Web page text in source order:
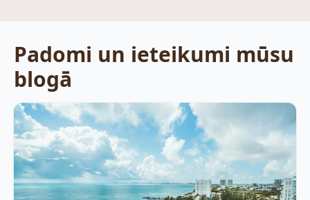
Padomi un ieteikumi mūsu
blogā